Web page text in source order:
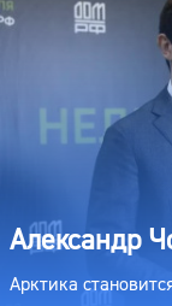
Александр
Арктика